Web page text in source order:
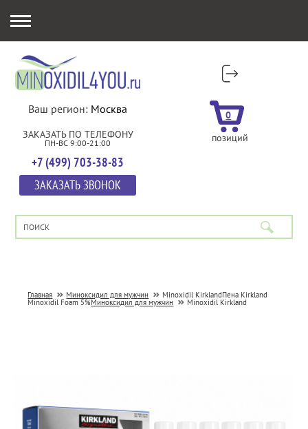
Ваш регион: Москва
ЗАКАЗАТЬ ПО ТЕЛЕФОНУ
ПН-ВС 9:00-21:00
+7 (499) 703-38-83
ЗАКАЗАТЬ ЗВОНОК
0
позиций
Главная Миноксидил для мужчин Minoxidil KirklandПена Kirkland
Minoxidil Foam 5%Миноксидил для мужчин Minoxidil Kirkland